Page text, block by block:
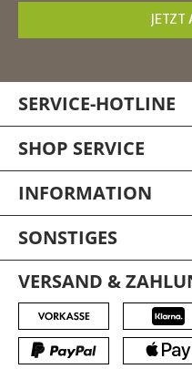
SERVICE-HOTLINE
SHOP SERVICE
INFORMATION
SONSTIGES
VERSAND &